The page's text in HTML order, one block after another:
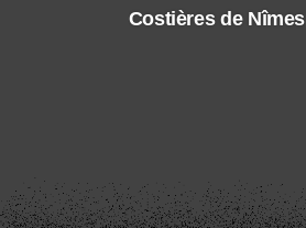
Costières de Nîmes